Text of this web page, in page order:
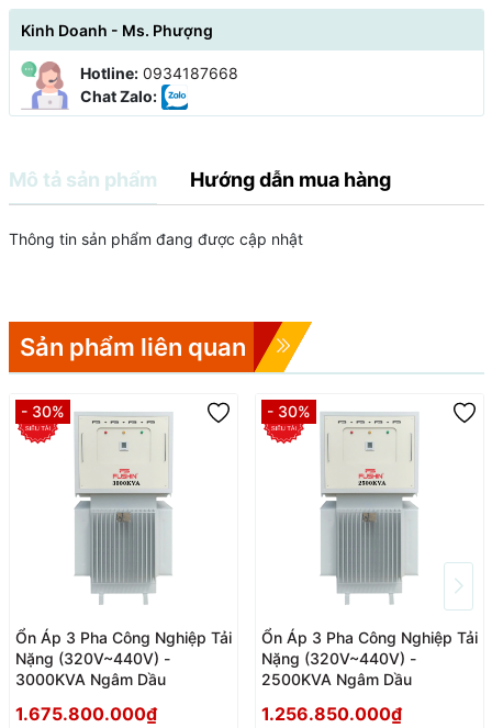
Kinh Doanh - Ms. Phượng
Hotline: 0934187668
Chat Zalo:
Mô tả sản phẩm Hướng dẫn mua hàng
Thông tin sản phẩm đang được cập nhật
Sản phẩm liên quan
- 30%
Ổn Áp 3 Pha Công Nghiệp Tải
Nặng (320V~440V) -
3000KVA Ngâm Dầu
1.675.800.000₫
- 30%
Ổn Áp 3 Pha Công Nghiệp Tải
Nặng (320V~440V) -
2500KVA Ngâm Dầu
1.256.850.000₫